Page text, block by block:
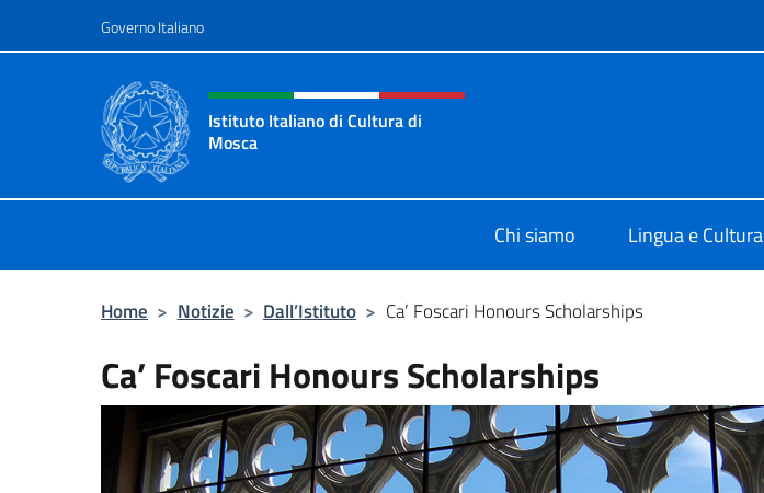
Governo Italiano
Intestazione sito, social e menù
Istituto Italiano di Cultura di
Mosca
Chi siamo Lingua e Cultura
Home > Notizie > Dall’Istituto > Ca’ Foscari Honours Scholarships
Ca’ Foscari Honours Scholarships